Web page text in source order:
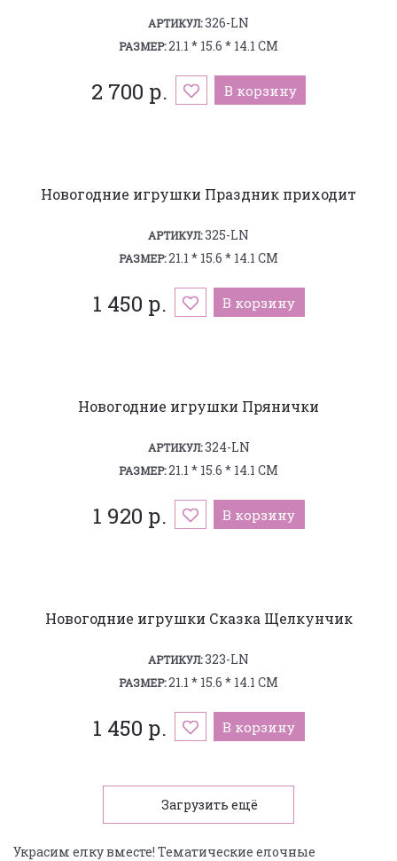
АРТИКУЛ:326-LN
РАЗМЕР:21.1 * 15.6 * 14.1 СМ
2 700 р. В корзину
Новогодние игрушки Праздник приходит
АРТИКУЛ:325-LN
РАЗМЕР:21.1 * 15.6 * 14.1 СМ
1 450 р. В корзину
Новогодние игрушки Прянички
АРТИКУЛ:324-LN
РАЗМЕР:21.1 * 15.6 * 14.1 СМ
1 920 р. В корзину
Новогодние игрушки Сказка Щелкунчик
АРТИКУЛ:323-LN
РАЗМЕР:21.1 * 15.6 * 14.1 СМ
1 450 р. В корзину
Загрузить ещё
Украсим елку вместе! Тематические елочные